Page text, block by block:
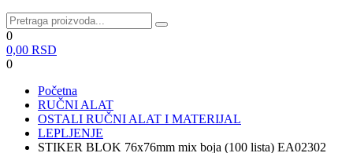
0
0,00 RSD
0
Početna
RUČNI ALAT
OSTALI RUČNI ALAT I MATERIJAL
LEPLJENJE
STIKER BLOK 76x76mm mix boja (100 lista) EA02302